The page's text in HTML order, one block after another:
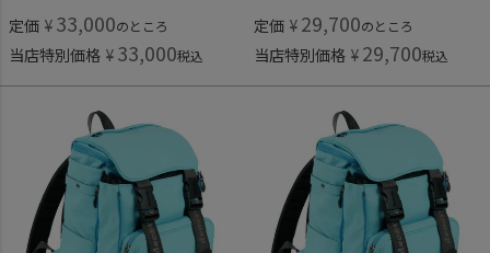
定価 ¥ 33,000のところ
当店特別価格 ¥ 33,000税込
定価 ¥ 29,700のところ
当店特別価格 ¥ 29,700税込